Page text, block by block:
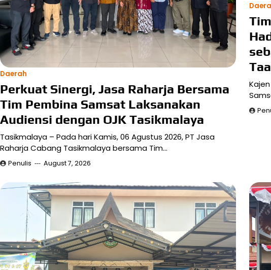
Daerah
Perkuat Sinergi, Jasa Raharja Bersama
Tim Pembina Samsat Laksanakan
Audiensi dengan OJK Tasikmalaya
Tasikmalaya – Pada hari Kamis, 06 Agustus 2026, PT Jasa
Raharja Cabang Tasikmalaya bersama Tim…
Penulis August 7, 2026